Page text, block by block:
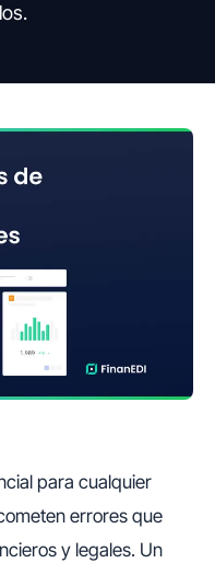
para cualquier
errores que
y legales. Un